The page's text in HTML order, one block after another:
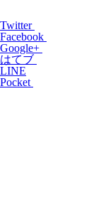
Twitter
Facebook
Google+
はてブ
LINE
Pocket